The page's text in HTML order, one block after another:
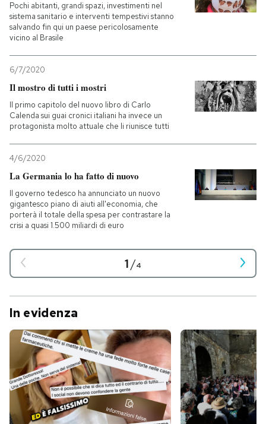
Pochi abitanti, grandi spazi, investimenti nel
sistema sanitario e interventi tempestivi stanno
salvando fin qui un paese pericolosamente
vicino al Brasile
6/7/2020
Il mostro di tutti i mostri
Il primo capitolo del nuovo libro di Carlo
Calenda sui guai cronici italiani ha invece un
protagonista molto attuale che li riunisce tutti
4/6/2020
La Germania lo ha fatto di nuovo
Il governo tedesco ha annunciato un nuovo
gigantesco piano di aiuti all'economia, che
porterà il totale della spesa per contrastare la
crisi a quasi 1.500 miliardi di euro
1/4
In evidenza